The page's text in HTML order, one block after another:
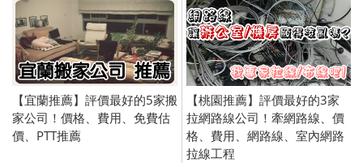
【宜蘭推薦】評價最好的5家搬
家公司！價格、費用、免費估
價、PTT推薦
【桃園推薦】評價最好的3家
拉網路線公司！牽網路線、價
格、費用、網路線、室內網路
拉線工程